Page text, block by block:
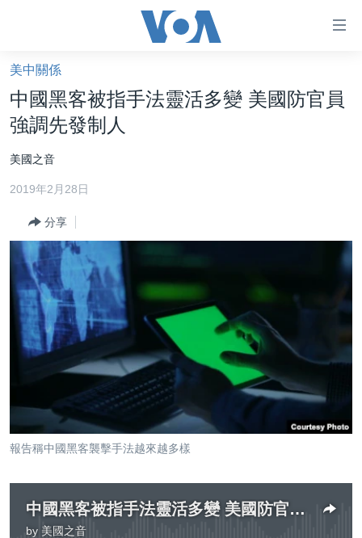
礙
鏈
接
轉
內
索
美國大選2024
海外港人
新聞自由
揭謊頻道
美國
中國
經貿
視頻
美國專訊
新聞音頻
國語
美中關係
中國黑客被指手法靈活多變 美國防官員
強調先發制人
美國之音
2019年2月28日
分享
報告稱中國黑客襲擊手法越來越多樣
中國黑客被指手法靈活多變 美國防官員強調先發制人
by 美國之音